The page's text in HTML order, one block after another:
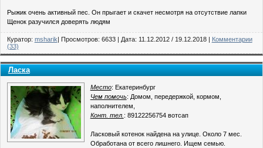
Рыжик очень активный пес. Он прыгает и скачет несмотря на отсутствие лапки
Щенок разучился доверять людям
Куратор: msharik| Просмотров: 6633 | Дата: 11.12.2012 / 19.12.2018|
Комментарии
(33)
Ласка
Место: Екатеринбург
Чем помочь: Домом, передержкой, кормом,
наполнителем,
Конт. тел. : 89122256754 вотсап
Ласковый котенок найдена на улице. Около 7 мес.
Обработана от всего лишнего. Ищем семью.